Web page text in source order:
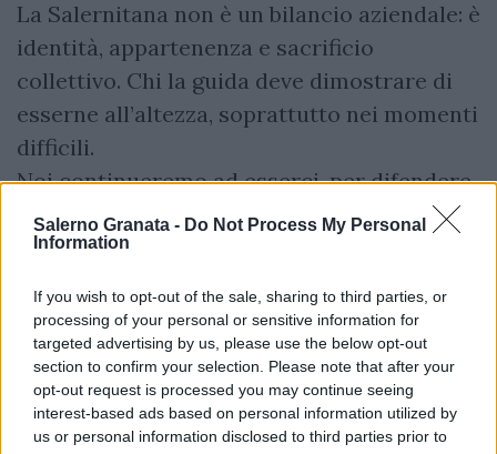
Salerno Granata - Do Not Process My Personal
Information
If you wish to opt-out of the sale, sharing to third parties, or
processing of your personal or sensitive information for
targeted advertising by us, please use the below opt-out
section to confirm your selection. Please note that after your
opt-out request is processed you may continue seeing
interest-based ads based on personal information utilized by
us or personal information disclosed to third parties prior to
La Salernitana non è un bilancio aziendale: è
identità, appartenenza e sacrificio
collettivo. Chi la guida deve dimostrare di
esserne all’altezza, soprattutto nei momenti
difficili.
Noi continueremo ad esserci, per difendere
la nostra storia, la nostra dignità e i nostri
colori.
Curva Sud Siberiano